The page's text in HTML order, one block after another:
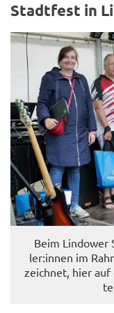
Stadt­fest in
Beim Lin­dower
ler:innen im
zeich­net, hier